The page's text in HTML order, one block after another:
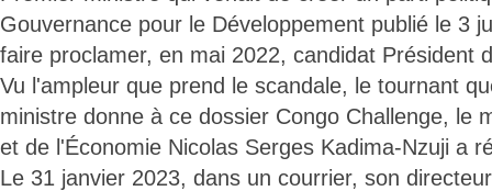
Gouvernance pour le Développement publié le 3
faire proclamer, en mai 2022, candidat Président
Vu l'ampleur que prend le scandale, le tournant
ministre donne à ce dossier Congo Challenge, le
et de l'Économie Nicolas Serges Kadima-Nzuji a
Le 31 janvier 2023, dans un courrier, son